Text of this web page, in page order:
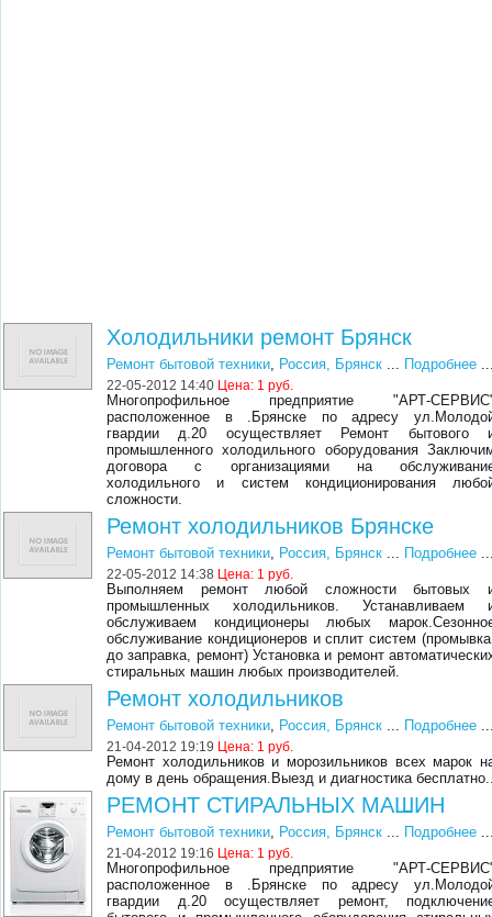
Холодильники ремонт Брянск
Ремонт бытовой техники, Россия, Брянск ... Подробнее
22-05-2012 14:40 Цена: 1 руб.
Многопрофильное предприятие "АРТ-
расположенное в .Брянске по адресу
гвардии д.20 осуществляет Ремонт бытового
промышленного холодильного оборудования
договора с организациями на
холодильного и систем кондиционирования
сложности.
Ремонт холодильников Брянске
Ремонт бытовой техники, Россия, Брянск ... Подробнее
22-05-2012 14:38 Цена: 1 руб.
Выполняем ремонт любой сложности бытовых
промышленных холодильников. Устанавливаем
обслуживаем кондиционеры любых
обслуживание кондиционеров и сплит систем
до заправка, ремонт) Установка и ремонт
стиральных машин любых производителей.
Ремонт холодильников
Ремонт бытовой техники, Россия, Брянск ... Подробнее
21-04-2012 19:19 Цена: 1 руб.
Ремонт холодильников и морозильников всех марок
дому в день обращения.Выезд и диагностика
РЕМОНТ СТИРАЛЬНЫХ МАШИН
Ремонт бытовой техники, Россия, Брянск ... Подробнее
21-04-2012 19:16 Цена: 1 руб.
Многопрофильное предприятие "АРТ-
расположенное в .Брянске по адресу
гвардии д.20 осуществляет ремонт,